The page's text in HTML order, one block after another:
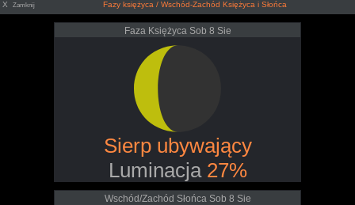
X Zamknij Fazy księżyca / Wschód-Zachód Księżyca i Słońca
Faza Księżyca Sob 8 Sie
Sierp ubywający
Luminacja 27%
Wschód/Zachód Słońca Sob 8 Sie